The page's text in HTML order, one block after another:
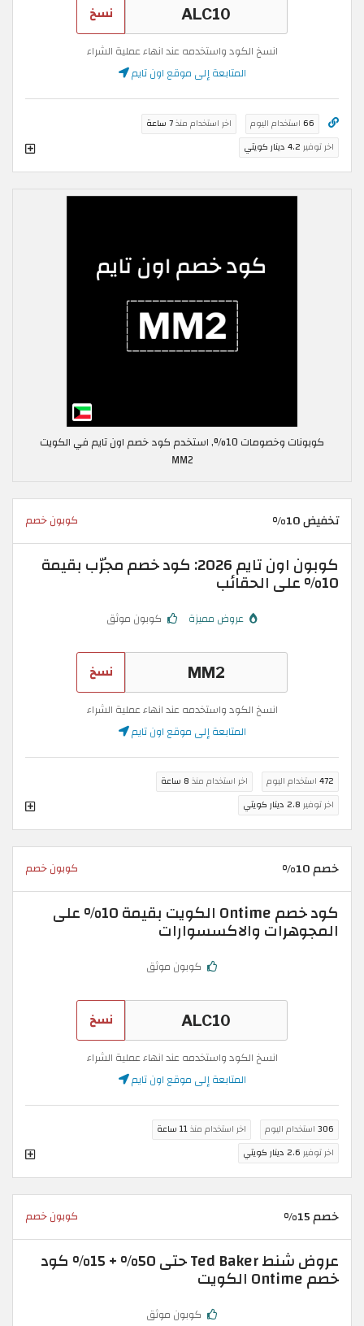
نسخ
انسخ الكود واستخدمه عند انهاء عملية الشراء
المتابعة إلى موقع اون تايم
66 استخدام اليوم اخر استخدام منذ7 ساعة
اخر توفير 4.2 دينار كويتي
كوبونات وخصومات 10%, استخدم كود خصم اون تايم في الكويت
MM2
تخفيض 10% كوبون خصم
كوبون اون تايم 2026: كود خصم مجرّب بقيمة
10% على الحقائب
عروض مميزة كوبون موثق
نسخ
انسخ الكود واستخدمه عند انهاء عملية الشراء
المتابعة إلى موقع اون تايم
472 استخدام اليوم اخر استخدام منذ 8 ساعة
اخر توفير 2.8 دينار كويتي
خصم 10% كوبون خصم
كود خصم Ontime الكويت بقيمة 10% على
المجوهرات والاكسسوارات
كوبون موثق
نسخ
انسخ الكود واستخدمه عند انهاء عملية الشراء
المتابعة إلى موقع اون تايم
306 استخدام اليوم اخر استخدام منذ11 ساعة
اخر توفير 2.6 دينار كويتي
خصم 15% كوبون خصم
عروض شنط Ted Baker حتى 50% + 15% كود
خصم Ontime الكويت
كوبون موثق